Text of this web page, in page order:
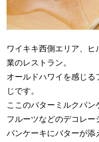
ワイキキ西側エリア、
業のレストラン。
オールドハワイを感じ
じです。
ここのバターミルクパン
フルーツなどのデコレー
パンケーキにバターが添